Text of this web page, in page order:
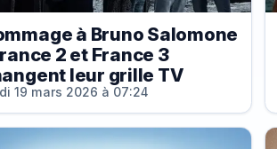
à Bruno Salomone
2 et France 3
leur grille TV
19 mars 2026 à 07:24